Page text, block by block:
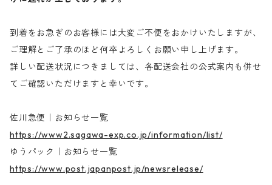
到着をお急ぎのお客様には大変ご不便をおかけいたしますが、
ご理解とご了承のほど何卒よろしくお願い申し上げます。
詳しい配送状況につきましては、各配送会社の公式案内も併せ
てご確認いただけますと幸いです。
佐川急便｜お知らせ一覧
https://www2.sagawa-exp.co.jp/information/list/
ゆうパック｜お知らせ一覧
https://www.post.japanpost.jp/newsrelease/